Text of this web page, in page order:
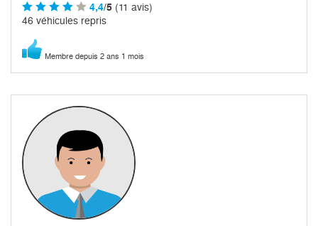
4,4/5 (11 avis)
46 véhicules repris
Membre depuis 2 ans 1 mois